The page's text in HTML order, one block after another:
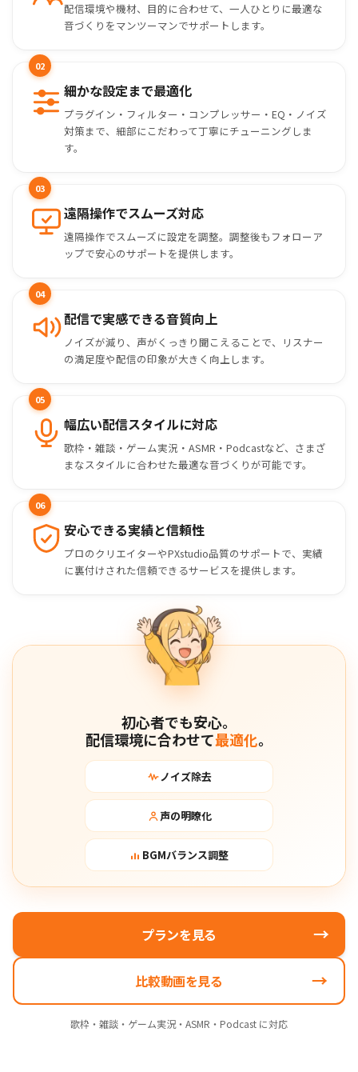
配信環境や機材、目的に合わせて、一人ひとりに最適な
音づくりをマンツーマンでサポートします。
02
細かな設定まで最適化
プラグイン・フィルター・コンプレッサー・EQ・ノイズ
対策まで、細部にこだわって丁寧にチューニングしま
す。
03
遠隔操作でスムーズ対応
遠隔操作でスムーズに設定を調整。調整後もフォローア
ップで安心のサポートを提供します。
04
配信で実感できる音質向上
ノイズが減り、声がくっきり聞こえることで、リスナー
の満足度や配信の印象が大きく向上します。
05
幅広い配信スタイルに対応
歌枠・雑談・ゲーム実況・ASMR・Podcastなど、さまざ
まなスタイルに合わせた最適な音づくりが可能です。
06
安心できる実績と信頼性
プロのクリエイターやPXstudio品質のサポートで、実績
に裏付けされた信頼できるサービスを提供します。
初心者でも安心。
配信環境に合わせて最適化。
ノイズ除去
声の明瞭化
BGMバランス調整
プランを見る →
比較動画を見る →
歌枠・雑談・ゲーム実況・ASMR・Podcast に対応